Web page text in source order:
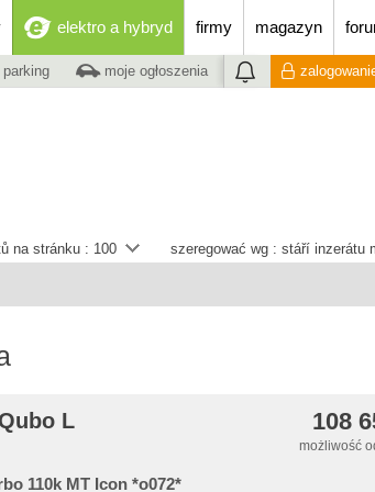
elektro a hybryd firmy magazyn
parking moje ogłoszenia
szeregować wg : stáří inzerátu
na stránku : 100
L 108
możliwość
110k MT Icon *o072*